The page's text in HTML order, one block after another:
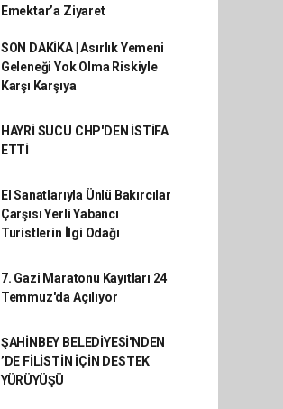
Emektar’a Ziyaret
SON DAKİKA | Asırlık Yemeni
Geleneği Yok Olma Riskiyle
Karşı Karşıya
HAYRİ SUCU CHP'DEN İSTİFA
ETTİ
El Sanatlarıyla Ünlü Bakırcılar
Çarşısı Yerli Yabancı
Turistlerin İlgi Odağı
7. Gazi Maratonu Kayıtları 24
Temmuz'da Açılıyor
ŞAHİNBEY BELEDİYESİ'NDEN
’DE FİLİSTİN İÇİN DESTEK
YÜRÜYÜŞÜ